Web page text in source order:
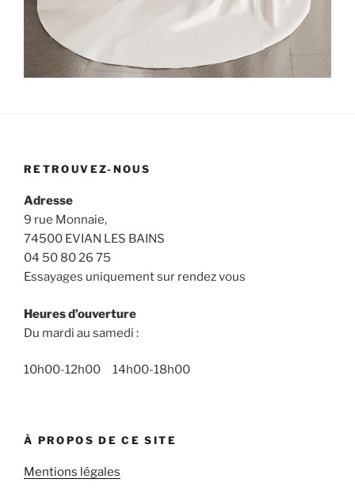
RETROUVEZ-NOUS
Adresse
9 rue Monnaie,
74500 EVIAN LES BAINS
04 50 80 26 75
Essayages uniquement sur rendez vous
Heures d’ouverture
Du mardi au samedi :
10h00-12h00 14h00-18h00
À PROPOS DE CE SITE
Mentions légales